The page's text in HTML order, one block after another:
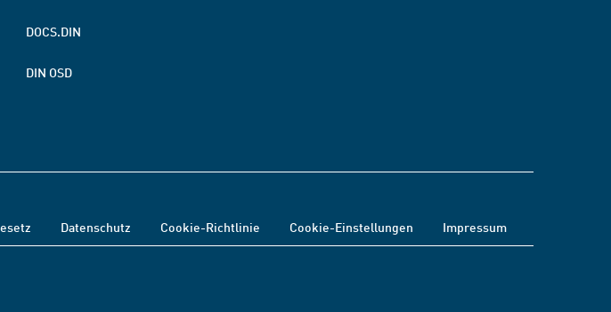
DOCS.DIN
DIN OSD
Datenschutz Cookie-Richtlinie Cookie-Einstellungen Impressum